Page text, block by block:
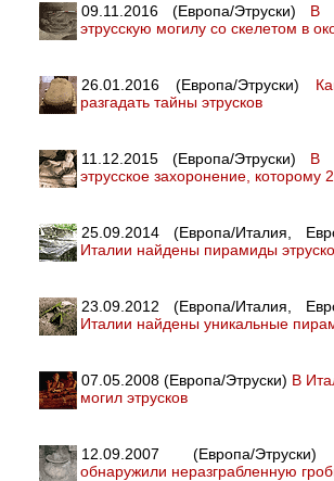
09.11.2016 (Европа/Этруски) В
этрусскую могилу со скелетом в
26.01.2016 (Европа/Этруски)
разгадать тайны этрусков
11.12.2015 (Европа/Этруски) В
этрусское захоронение, которому
25.09.2014 (Европа/Италия,
Италии найдены пирамиды
23.09.2012 (Европа/Италия,
Италии найдены уникальные
07.05.2008 (Европа/Этруски) В
могил этрусков
12.09.2007 (Европа/
обнаружили неразграбленную